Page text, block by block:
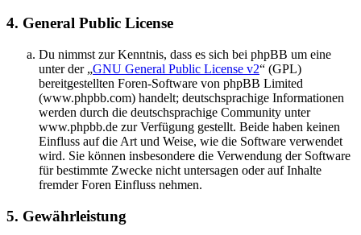
4. General Public License
Du nimmst zur Kenntnis, dass es sich bei phpBB um eine
unter der „GNU General Public License v2“ (GPL)
bereitgestellten Foren-Software von phpBB Limited
(www.phpbb.com) handelt; deutschsprachige Informationen
werden durch die deutschsprachige Community unter
www.phpbb.de zur Verfügung gestellt. Beide haben keinen
Einfluss auf die Art und Weise, wie die Software verwendet
wird. Sie können insbesondere die Verwendung der Software
für bestimmte Zwecke nicht untersagen oder auf Inhalte
fremder Foren Einfluss nehmen.
5. Gewährleistung